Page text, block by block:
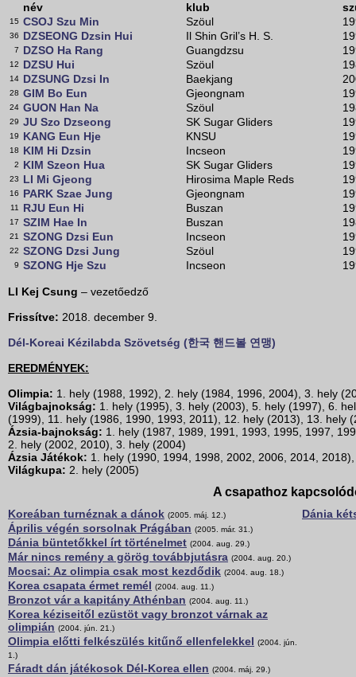
név klub
15 CSOJ Szu Min Szöul
36 DZSEONG Dzsin Hui Il Shin Gril’s H. S.
7 DZSO Ha Rang Guangdzsu
12 DZSU Hui Szöul
14 DZSUNG Dzsi In Baekjang
28 GIM Bo Eun Gjeongnam
24 GUON Han Na Szöul
29 JU Szo Dzseong SK Sugar Gliders
19 KANG Eun Hje KNSU
18 KIM Hi Dzsin Incseon
2 KIM Szeon Hua SK Sugar Gliders
23 LI Mi Gjeong Hirosima Maple Reds
16 PARK Szae Jung Gjeongnam
11 RJU Eun Hi Buszan
17 SZIM Hae In Buszan
21 SZONG Dzsi Eun Incseon
22 SZONG Dzsi Jung Szöul
9 SZONG Hje Szu Incseon
LI Kej Csung – vezetőedző
Frissítve: 2018. december 9.
Dél-Koreai Kézilabda Szövetség (한국 핸드볼 연맹)
EREDMÉNYEK:
Olimpia: 1. hely (1988, 1992), 2. hely (1984, 1996, 2004), 3. hely
Világbajnokság: 1. hely (1995), 3. hely (2003), 5. hely (1997), 6.
(1999), 11. hely (1986, 1990, 1993, 2011), 12. hely (2013), 13. hely
Ázsia-bajnokság: 1. hely (1987, 1989, 1991, 1993, 1995, 1997,
2. hely (2002, 2010), 3. hely (2004)
Ázsia Játékok: 1. hely (1990, 1994, 1998, 2002, 2006, 2014,
Világkupa: 2. hely (2005)
A csapathoz
Koreában turnéznak a dánok (2005. máj. 12.)
Április végén sorsolnak Prágában (2005. már. 31.)
Dánia büntetőkkel írt történelmet (2004. aug. 29.)
Már nincs remény a görög továbbjutásra (2004. aug. 20.)
Mocsai: Az olimpia csak most kezdődik (2004. aug. 18.)
Korea csapata érmet remél (2004. aug. 11.)
Bronzot vár a kapitány Athénban (2004. aug. 11.)
Korea kéziseitől ezüstöt vagy bronzot várnak az
olimpián (2004. jún. 21.)
Olimpia előtti felkészülés kitűnő ellenfelekkel (2004. jún.
1.)
Fáradt dán játékosok Dél-Korea ellen (2004. máj. 29.)
Dánia